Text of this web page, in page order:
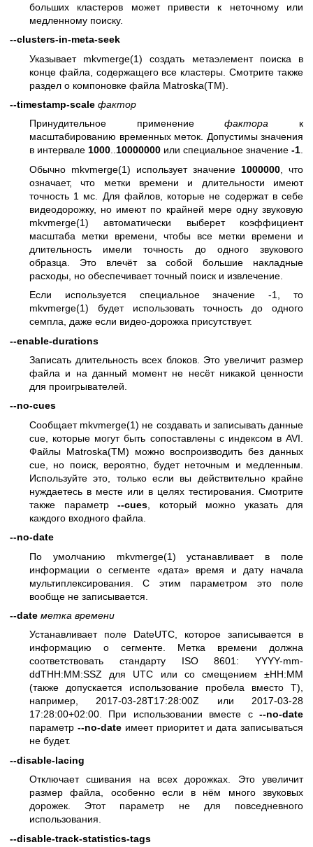
больших кластеров может привести к неточному или
медленному поиску.
--clusters-in-meta-seek
Указывает mkvmerge(1) создать метаэлемент поиска в
конце файла, содержащего все кластеры. Смотрите также
раздел о компоновке файла Matroska(TM).
--timestamp-scale фактор
Принудительное применениефактора к
масштабированию временных меток. Допустимы значения
в интервале 1000..10000000 или специальное значение -1.
Обычно mkvmerge(1) использует значение 1000000 , что
означает, что метки времени и длительности имеют
точность 1 мс. Для файлов, которые не содержат в себе
видеодорожку, но имеют по крайней мере одну звуковую
mkvmerge(1) автоматически выберет коэффициент
масштаба метки времени, чтобы все метки времени и
длительность имели точность до одного звукового
образца. Это влечёт за собой большие накладные
расходы, но обеспечивает точный поиск и извлечение.
Если используется специальное значение -1, то
mkvmerge(1) будет использовать точность до одного
семпла, даже если видео-дорожка присутствует.
--enable-durations
Записать длительность всех блоков. Это увеличит размер
файла и на данный момент не несёт никакой ценности
для проигрывателей.
--no-cues
Сообщает mkvmerge(1) не создавать и записывать данные
cue, которые могут быть сопоставлены с индексом в AVI.
Файлы Matroska(TM) можно воспроизводить без данных
cue, но поиск, вероятно, будет неточным и медленным.
Используйте это, только если вы действительно крайне
нуждаетесь в месте или в целях тестирования. Смотрите
также параметр --cues , который можно указать для
каждого входного файла.
--no-date
По умолчанию mkvmerge(1) устанавливает в поле
информации о сегменте «дата» время и дату начала
мультиплексирования. C этим параметром это поле
вообще не записывается.
--date метка времени
Устанавливает поле DateUTC, которое записывается в
информацию о сегменте. Метка времени должна
соответствовать стандарту ISO 8601: YYYY-mm-
ddTHH:MM:SSZ для UTC или со смещением ±HH:MM
(также допускается использование пробела вместо T),
например, 2017-03-28T17:28:00Z или 2017-03-28
17:28:00+02:00. При использовании вместе с --no-date
параметр --no-dateимеет приоритет и дата записываться
не будет.
--disable-lacing
Отключает сшивания на всех дорожках. Это увеличит
размер файла, особенно если в нём много звуковых
дорожек. Этот параметр не для повседневного
использования.
--disable-track-statistics-tags